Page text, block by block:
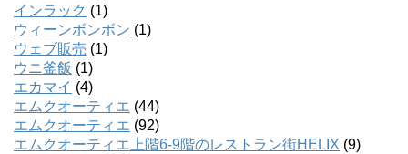
インラック (1)
ウィーンボンボン (1)
ウェブ販売 (1)
ウニ釜飯 (1)
エカマイ (4)
エムクオーティエ (44)
エムクオーティエ (92)
エムクオーティエ上階6-9階のレストラン街HELIX (9)